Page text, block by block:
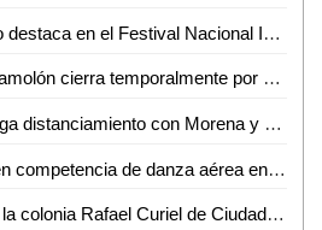
Club Warriors de Ébano destaca en el Festival Nacional Infantil y Juvenil de Voleibol León 2024
Ayuntamiento de Tampamolón cierra temporalmente por aumento en los casos de dengue
Dirigente del PVEM niega distanciamiento con Morena y Defiende Alianza
Rise & Shine destaca en competencia de danza aérea en Monterrey
Camión cae a zanja en la colonia Rafael Curiel de Ciudad Valles